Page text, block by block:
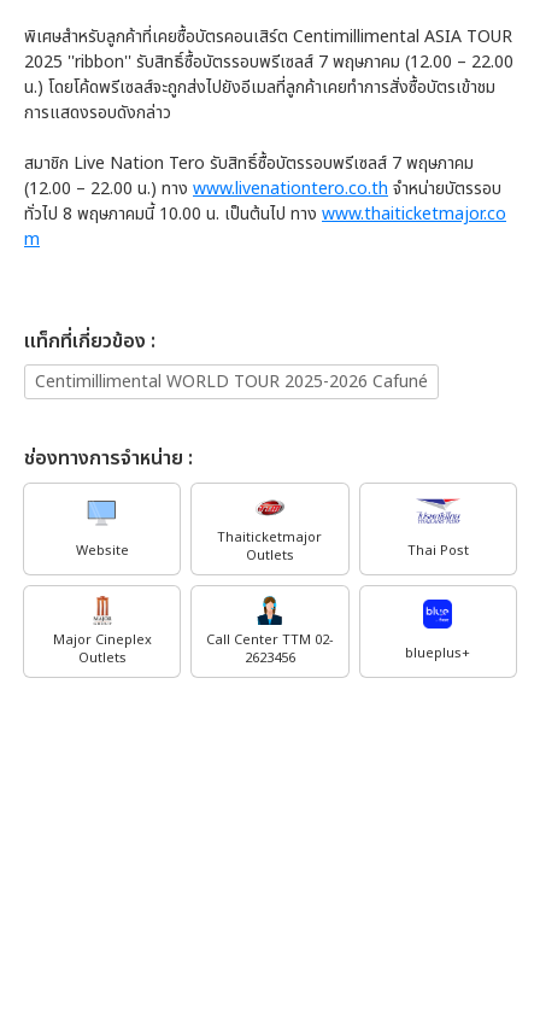
พิเศษสำหรับลูกค้าที่เคยซื้อบัตรคอนเสิร์ต Centimillimental ASIA TOUR
2025 ''ribbon'' รับสิทธิ์ซื้อบัตรรอบพรีเซลส์ 7 พฤษภาคม (12.00 – 22.00
น.) โดยโค้ดพรีเซลส์จะถูกส่งไปยังอีเมลที่ลูกค้าเคยทำการสั่งซื้อบัตรเข้าชม
การแสดงรอบดังกล่าว
สมาชิก Live Nation Tero รับสิทธิ์ซื้อบัตรรอบพรีเซลส์ 7 พฤษภาคม
(12.00 – 22.00 น.) ทาง www.livenationtero.co.th จำหน่ายบัตรรอบ
ทั่วไป 8 พฤษภาคมนี้ 10.00 น. เป็นต้นไป ทาง www.thaiticketmajor.co
m
เเท็กที่เกี่ยวข้อง :
Centimillimental WORLD TOUR 2025-2026 Cafuné
ช่องทางการจำหน่าย :
Website
Thaiticketmajor
Outlets
Thai Post
Major Cineplex
Outlets
Call Center TTM 02-
2623456
blueplus+